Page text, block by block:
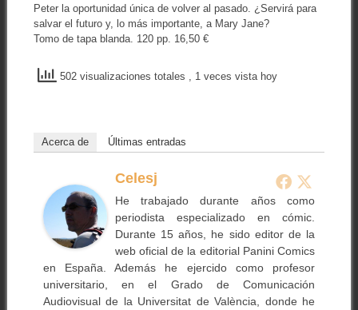
Peter la oportunidad única de volver al pasado. ¿Servirá para
salvar el futuro y, lo más importante, a Mary Jane?
Tomo de tapa blanda. 120 pp. 16,50 €
502 visualizaciones totales , 1 veces vista hoy
Acerca de Últimas entradas
Celesj
He trabajado durante años como
periodista especializado en cómic.
Durante 15 años, he sido editor de la
web oficial de la editorial Panini Comics
en España. Además he ejercido como profesor
universitario, en el Grado de Comunicación
Audiovisual de la Universitat de València, donde he